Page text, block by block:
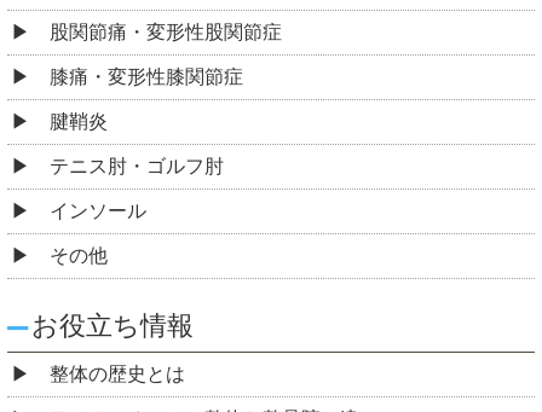
股関節痛・変形性股関節症
膝痛・変形性膝関節症
腱鞘炎
テニス肘・ゴルフ肘
インソール
その他
お役立ち情報
整体の歴史とは